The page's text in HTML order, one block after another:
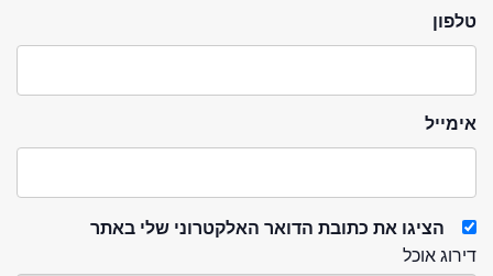
טלפון
אימייל
הציגו את כתובת הדואר האלקטרוני שלי באתר
דירוג אוכל